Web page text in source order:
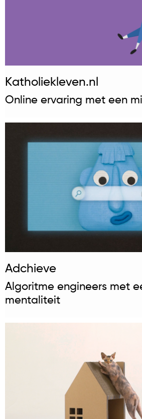
Katholiekleven.nl
Online ervaring met een
Adchieve
Algoritme engineers met
mentaliteit